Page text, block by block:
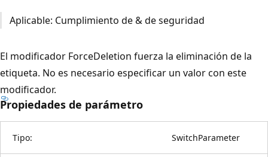
Aplicable: Cumplimiento de & de seguridad
El modificador ForceDeletion fuerza la eliminación de la
etiqueta. No es necesario especificar un valor con este
modificador.
Propiedades de parámetro
Tipo: SwitchParameter